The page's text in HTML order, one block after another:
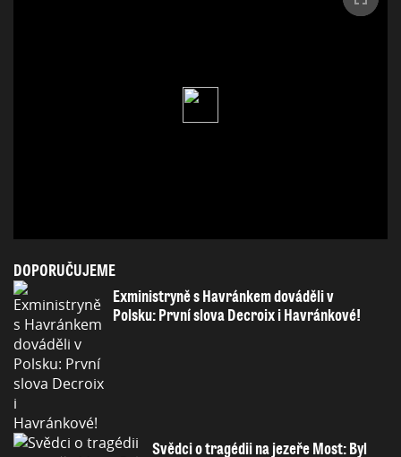
DOPORUČUJEME
Exministryně s Havránkem dováděli v
Polsku: První slova Decroix i Havránkové!
Svědci o tragédii na jezeře Most: Byl